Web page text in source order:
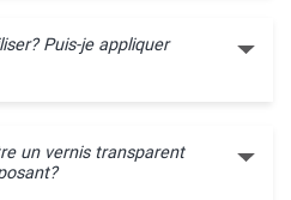
Puis-je appliquer
un vernis transparent